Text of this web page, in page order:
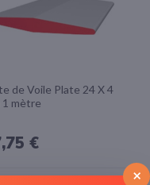
de Voile Plate 24 X 4
1 mètre
€
×